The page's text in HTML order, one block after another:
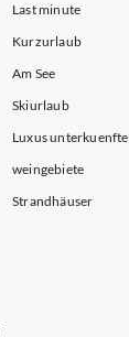
Last minute
Kurzurlaub
Am See
Skiurlaub
Luxus unterkuenfte
weingebiete
Strandhäuser